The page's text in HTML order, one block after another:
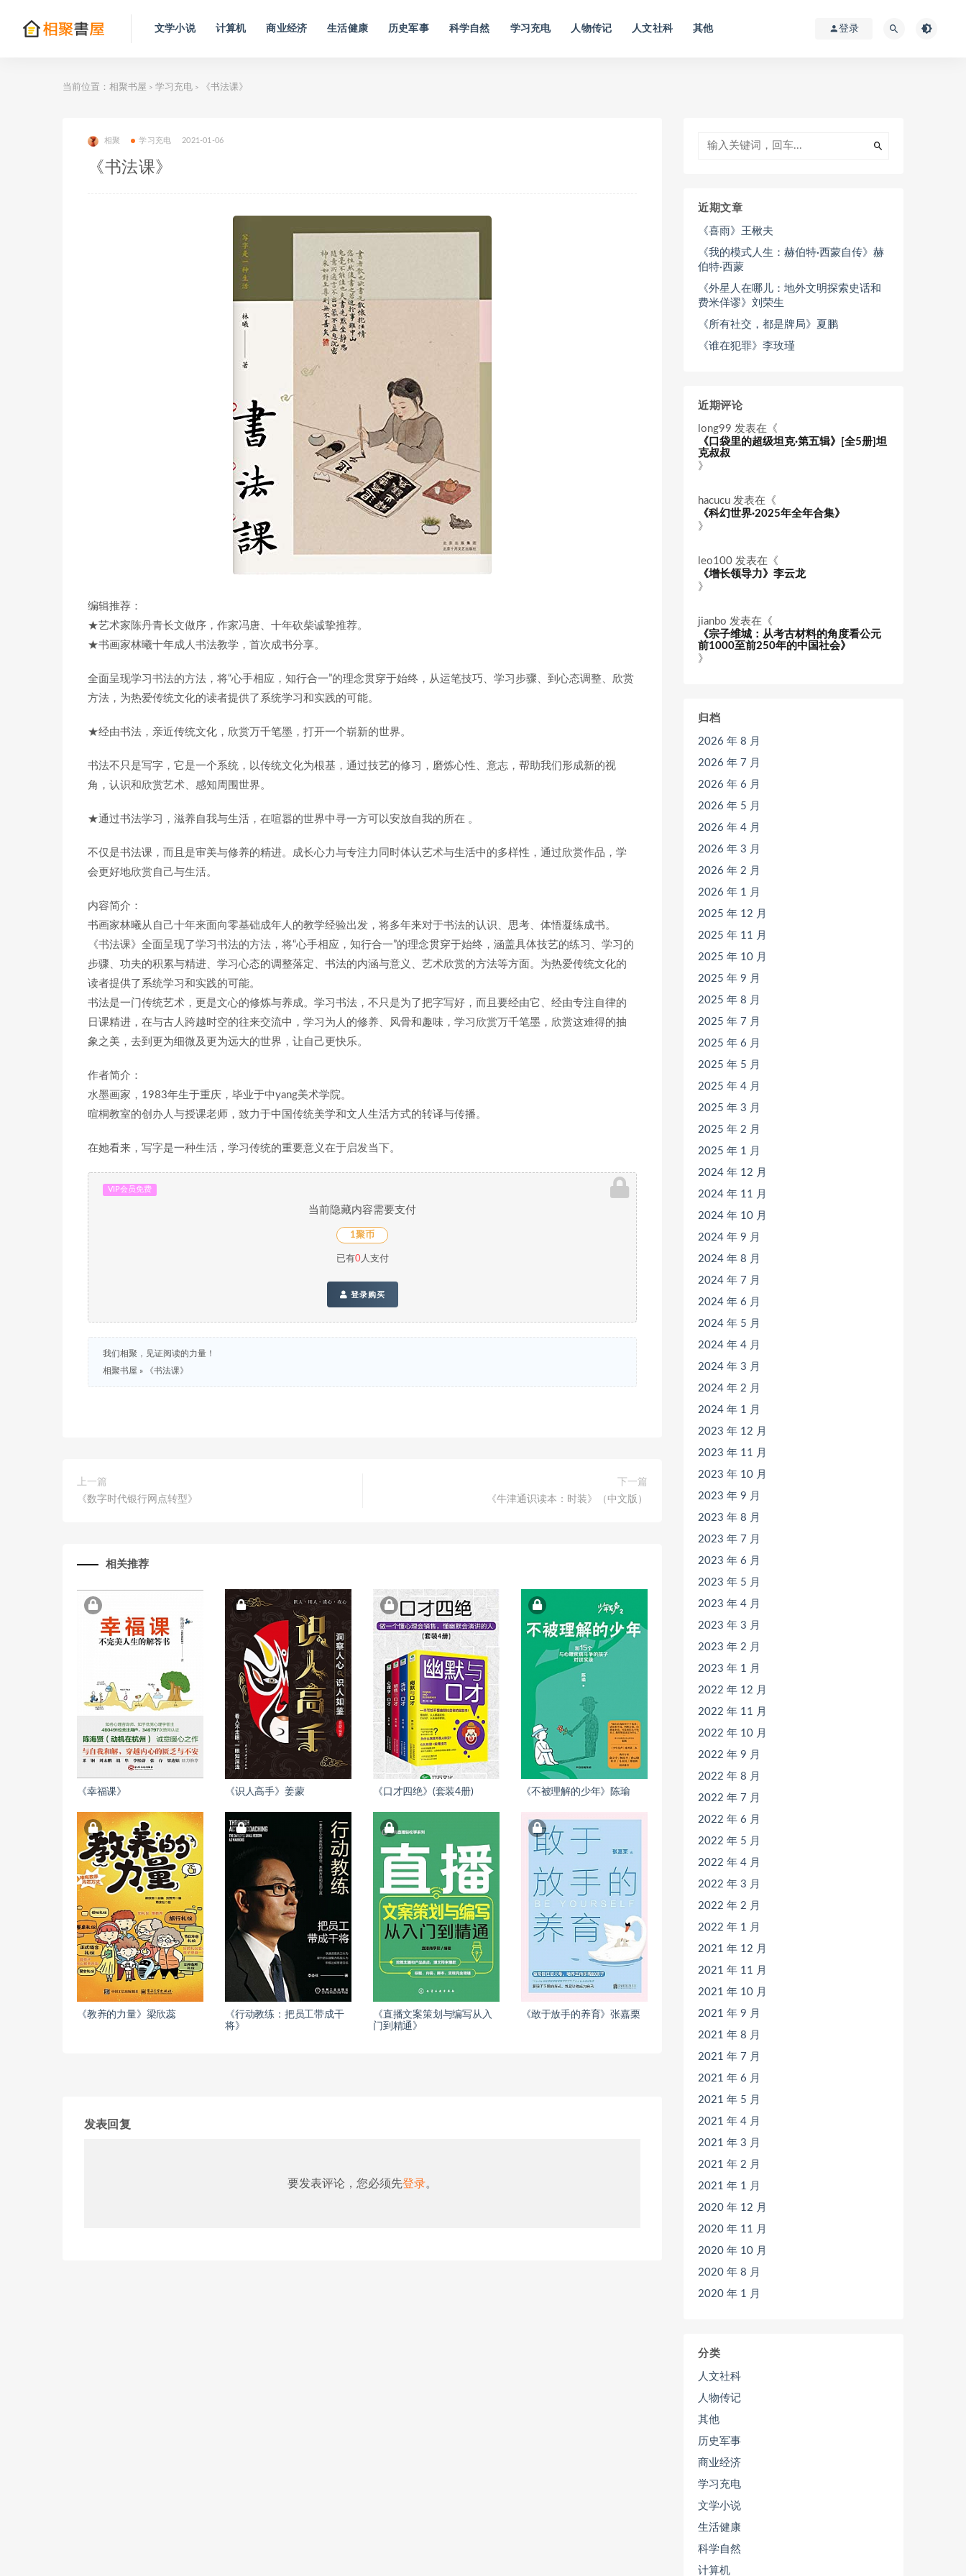
文学小说 计算机 商业经济 生活健康 历史军事 科学自然 学习充电 人物传记 人文社科 其他 登录
当前位置： 相聚书屋 > 学习充电 > 《书法课》
相聚 学习充电 2021-01-06
《书法课》
编辑推荐：
★艺术家陈丹青长文做序，作家冯唐、十年砍柴诚挚推荐。
★书画家林曦十年成人书法教学，首次成书分享。
全面呈现学习书法的方法，将“心手相应，知行合一”的理念贯穿于始终，从运笔技巧、学习步骤、到心态调整、欣赏
方法，为热爱传统文化的读者提供了系统学习和实践的可能。
★经由书法，亲近传统文化，欣赏万千笔墨，打开一个崭新的世界。
书法不只是写字，它是一个系统，以传统文化为根基，通过技艺的修习，磨炼心性、意志，帮助我们形成新的视
角，认识和欣赏艺术、感知周围世界。
★通过书法学习，滋养自我与生活，在喧嚣的世界中寻一方可以安放自我的所在 。
不仅是书法课，而且是审美与修养的精进。成长心力与专注力同时体认艺术与生活中的多样性，通过欣赏作品，学
会更好地欣赏自己与生活。
内容简介：
书画家林曦从自己十年来面向零基础成年人的教学经验出发，将多年来对于书法的认识、思考、体悟凝练成书。
《书法课》全面呈现了学习书法的方法，将“心手相应，知行合一”的理念贯穿于始终，涵盖具体技艺的练习、学习的
步骤、功夫的积累与精进、学习心态的调整落定、书法的内涵与意义、艺术欣赏的方法等方面。为热爱传统文化的
读者提供了系统学习和实践的可能。
书法是一门传统艺术，更是文心的修炼与养成。学习书法，不只是为了把字写好，而且要经由它、经由专注自律的
日课精进，在与古人跨越时空的往来交流中，学习为人的修养、风骨和趣味，学习欣赏万千笔墨，欣赏这难得的抽
象之美，去到更为细微及更为远大的世界，让自己更快乐。
作者简介：
水墨画家，1983年生于重庆，毕业于中yang美术学院。
暄桐教室的创办人与授课老师，致力于中国传统美学和文人生活方式的转译与传播。
在她看来，写字是一种生活，学习传统的重要意义在于启发当下。
VIP会员免费
当前隐藏内容需要支付
1聚币
已有0人支付
登录购买
我们相聚，见证阅读的力量！
相聚书屋 » 《书法课》
上一篇
《数字时代银行网点转型》
下一篇
《牛津通识读本：时装》（中文版）
相关推荐
《幸福课》 《识人高手》姜蒙 《口才四绝》(套装4册) 《不被理解的少年》陈瑜
《教养的力量》梁欣蕊
《行动教练：把员工带成干
将》
《直播文案策划与编写从入
门到精通》
《敢于放手的养育》张嘉栗
发表回复
要发表评论，您必须先登录。
近期文章
《喜雨》王楸夫
《我的模式人生：赫伯特·西蒙自传》赫
伯特·西蒙
《外星人在哪儿：地外文明探索史话和
费米佯谬》刘荣生
《所有社交，都是牌局》夏鹏
《谁在犯罪》李玫瑾
近期评论
long99 发表在《
《口袋里的超级坦克·第五辑》[全5册]坦
克叔叔
》
hacucu 发表在《
《科幻世界·2025年全年合集》
》
leo100 发表在《
《增长领导力》李云龙
》
jianbo 发表在《
《宗子维城：从考古材料的角度看公元
前1000至前250年的中国社会》
》
归档
2026 年 8 月
2026 年 7 月
2026 年 6 月
2026 年 5 月
2026 年 4 月
2026 年 3 月
2026 年 2 月
2026 年 1 月
2025 年 12 月
2025 年 11 月
2025 年 10 月
2025 年 9 月
2025 年 8 月
2025 年 7 月
2025 年 6 月
2025 年 5 月
2025 年 4 月
2025 年 3 月
2025 年 2 月
2025 年 1 月
2024 年 12 月
2024 年 11 月
2024 年 10 月
2024 年 9 月
2024 年 8 月
2024 年 7 月
2024 年 6 月
2024 年 5 月
2024 年 4 月
2024 年 3 月
2024 年 2 月
2024 年 1 月
2023 年 12 月
2023 年 11 月
2023 年 10 月
2023 年 9 月
2023 年 8 月
2023 年 7 月
2023 年 6 月
2023 年 5 月
2023 年 4 月
2023 年 3 月
2023 年 2 月
2023 年 1 月
2022 年 12 月
2022 年 11 月
2022 年 10 月
2022 年 9 月
2022 年 8 月
2022 年 7 月
2022 年 6 月
2022 年 5 月
2022 年 4 月
2022 年 3 月
2022 年 2 月
2022 年 1 月
2021 年 12 月
2021 年 11 月
2021 年 10 月
2021 年 9 月
2021 年 8 月
2021 年 7 月
2021 年 6 月
2021 年 5 月
2021 年 4 月
2021 年 3 月
2021 年 2 月
2021 年 1 月
2020 年 12 月
2020 年 11 月
2020 年 10 月
2020 年 8 月
2020 年 1 月
分类
人文社科
人物传记
其他
历史军事
商业经济
学习充电
文学小说
生活健康
科学自然
计算机